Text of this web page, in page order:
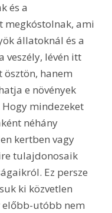
és a
megkóstolnak, ami
állatoknál és a
veszély, lévén itt
ösztön, hanem
e növények
mindezeket
néhány
kertben vagy
tulajdonosaik
Ez persze
ki közvetlen
előbb-utóbb nem